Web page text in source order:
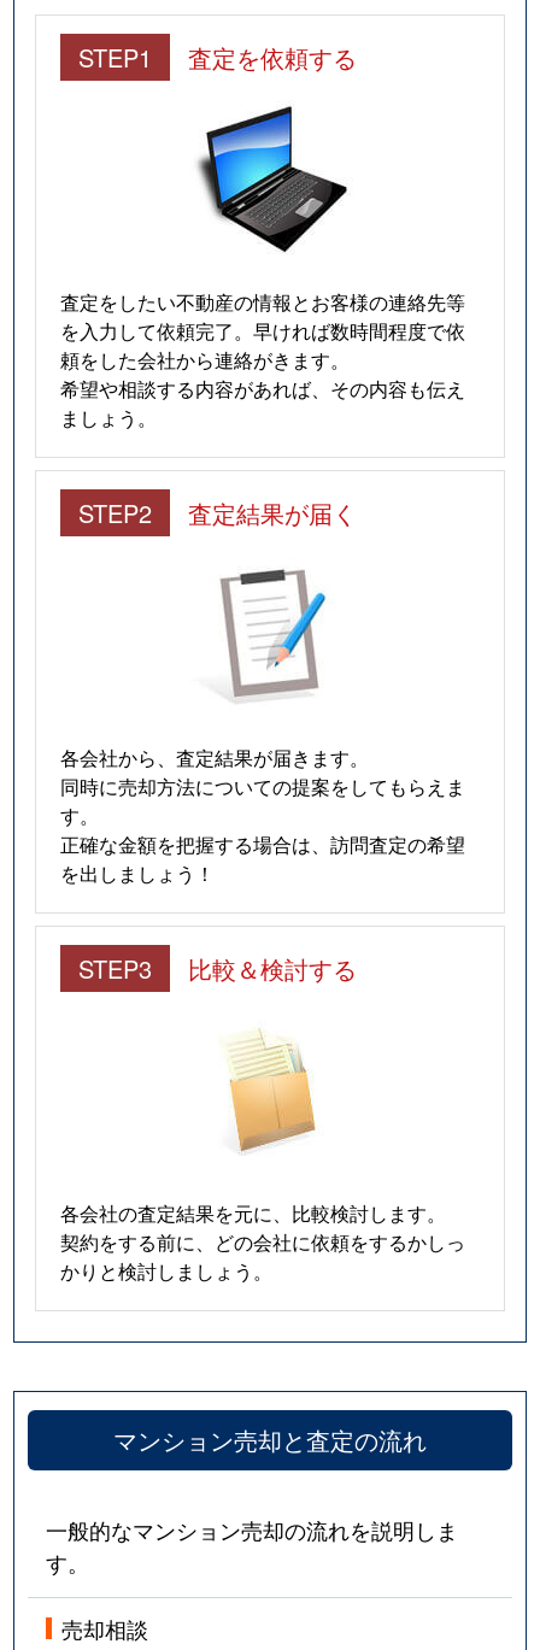
STEP1 査定を依頼する
査定をしたい不動産の情報とお客様の連絡先等
を入力して依頼完了。早ければ数時間程度で依
頼をした会社から連絡がきます。
希望や相談する内容があれば、その内容も伝え
ましょう。
STEP2 査定結果が届く
各会社から、査定結果が届きます。
同時に売却方法についての提案をしてもらえま
す。
正確な金額を把握する場合は、訪問査定の希望
を出しましょう！
STEP3 比較＆検討する
各会社の査定結果を元に、比較検討します。
契約をする前に、どの会社に依頼をするかしっ
かりと検討しましょう。
マンション売却と査定の流れ
一般的なマンション売却の流れを説明しま
す。
売却相談